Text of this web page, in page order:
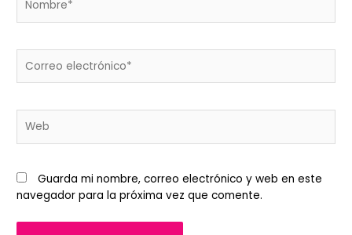
electrónico*
Guarda mi nombre, correo electrónico y web en este
navegador para la próxima vez que comente.